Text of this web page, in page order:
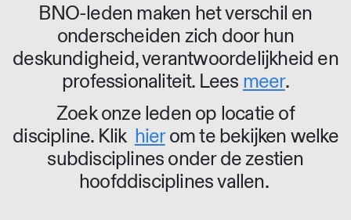
BNO-leden maken het verschil en
onderscheiden zich door hun
deskundigheid, verantwoordelijkheid en
professionaliteit. Lees meer.
Zoek onze leden op locatie of
discipline. Klik hierom te bekijken welke
subdisciplines onder de zestien
hoofddisciplines vallen.